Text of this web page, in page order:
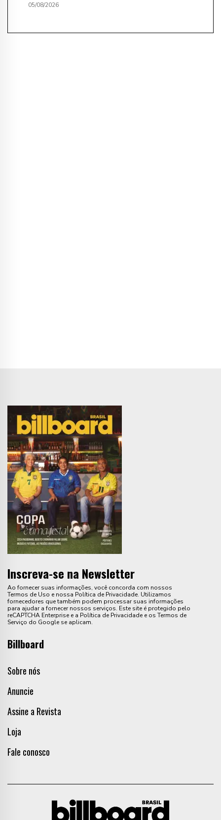
05/08/2026
Inscreva-se na Newsletter
Ao fornecer suas informações, você concorda com nossos
Termos de Uso e nossa Política de Privacidade. Utilizamos
fornecedores que também podem processar suas informações
para ajudar a fornecer nossos serviços. Este site é protegido pelo
reCAPTCHA Enterprise e a Política de Privacidade e os Termos de
Serviço do Google se aplicam.
Billboard
Sobre nós
Anuncie
Assine a Revista
Loja
Fale conosco